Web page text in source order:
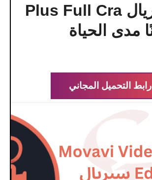
tor سيريال Plus Full Cra
رابط التحميل المجاني